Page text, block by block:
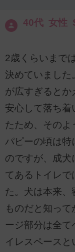
40代 女性
2歳くらいまで
決めていました
が広すぎると
安心して落ち着
たため、そのよ
パピーの頃は特
のですが、成犬
てあるトイレで
た。犬は本来、
ものだと知っ
ージ部分は全て
イレスペースと